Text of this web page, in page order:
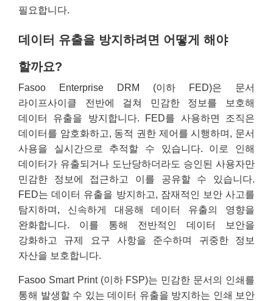
필요합니다.
데이터 유출을 방지하려면 어떻게 해야
할까요?
Fasoo Enterprise DRM (이하 FED)은 문서
라이프사이클 전반에 걸쳐 민감한 정보를 보호해
데이터 유출을 방지합니다. FED를 사용하면 조직은
데이터를 암호화하고, 동적 권한 제어를 시행하며, 문서
사용을 실시간으로 추적할 수 있습니다. 이로 인해
데이터가 유출되거나 도난당하더라도 승인된 사용자만
민감한 정보에 접근하고 이를 공유할 수 있습니다.
FED는 데이터 유출을 방지하고, 잠재적인 보안 사고를
탐지하며, 신속하게 대응해 데이터 유출의 영향을
완화합니다. 이를 통해 전반적인 데이터 보안을
강화하고 규제 요구 사항을 준수하며 귀중한 정보
자산을 보호합니다.
Fasoo Smart Print (이하 FSP)는 민감한 문서의 인쇄를
통해 발생할 수 있는 데이터 유출을 방지하는 인쇄 보안